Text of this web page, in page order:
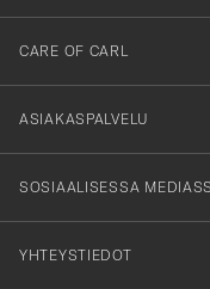
dig
till
vårt
nyhetsbrev!
CARE OF CARL
ASIAKASPALVELU
SOSIAALISESSA
YHTEYSTIEDOT